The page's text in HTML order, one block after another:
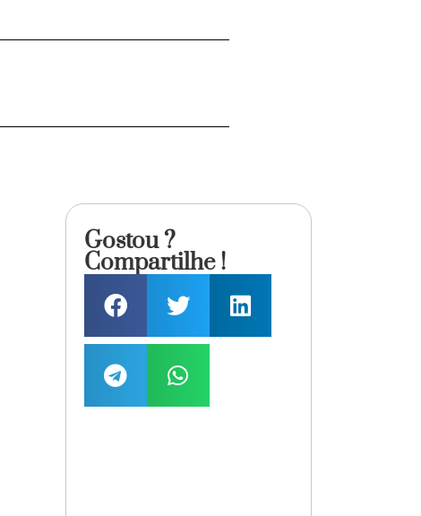
Gostou ?
Compartilhe !